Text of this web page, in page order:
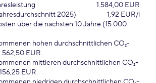
1.584,00 EUR
2025)
1,92 EUR/l
über die nächsten 10 Jahre (15.000
hohen durchschnittlichen CO₂-
EUR.
mittleren durchschnittlichen CO₂-
EUR.